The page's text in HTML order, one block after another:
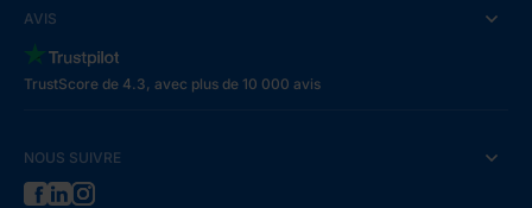
AVIS
TrustScore de 4.3, avec plus de 10 000 avis
NOUS SUIVRE